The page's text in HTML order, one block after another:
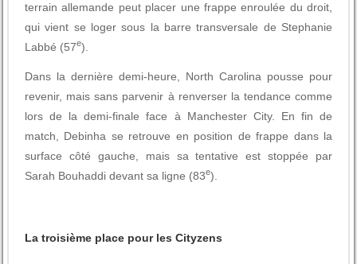
terrain allemande peut placer une frappe enroulée du droit,
qui vient se loger sous la barre transversale de Stephanie
Labbé (57e).
Dans la dernière demi-heure, North Carolina pousse pour
revenir, mais sans parvenir à renverser la tendance comme
lors de la demi-finale face à Manchester City. En fin de
match, Debinha se retrouve en position de frappe dans la
surface côté gauche, mais sa tentative est stoppée par
Sarah Bouhaddi devant sa ligne (83e).
La troisième place pour les Cityzens